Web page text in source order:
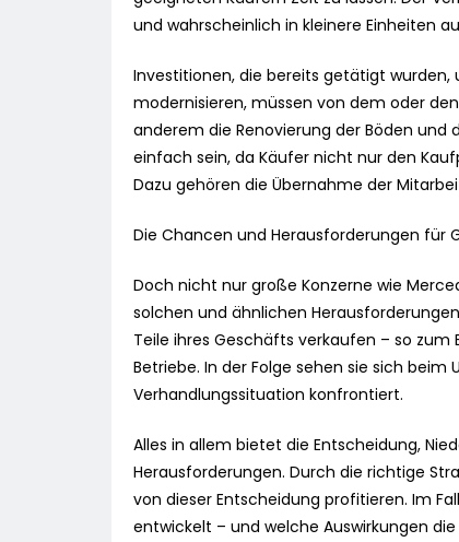
und wahrscheinlich in kleinere Einheiten
Investitionen, die bereits getätigt wurden,
modernisieren, müssen von dem oder
anderem die Renovierung der Böden und
einfach sein, da Käufer nicht nur den
Dazu gehören die Übernahme der
Die Chancen und Herausforderungen für
Doch nicht nur große Konzerne wie
solchen und ähnlichen
Teile ihres Geschäfts verkaufen – so
Betriebe. In der Folge sehen sie sich
Verhandlungssituation konfrontiert.
Alles in allem bietet die Entscheidung,
Herausforderungen. Durch die richtige
von dieser Entscheidung profitieren. Im
entwickelt – und welche Auswirkungen